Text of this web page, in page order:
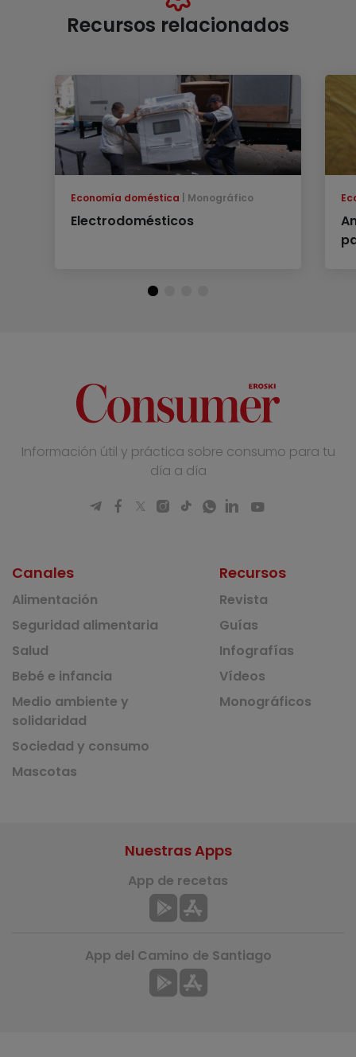
Recursos relacionados
Economía doméstica Monográfico
Electrodomésticos
Información útil y práctica sobre consumo para tu
día a día
Canales
Alimentación
Seguridad alimentaria
Salud
Bebé e infancia
Medio ambiente y
solidaridad
Sociedad y consumo
Mascotas
Recursos
Revista
Guías
Infografías
Vídeos
Monográficos
Nuestras Apps
App de recetas
App del Camino de Santiago